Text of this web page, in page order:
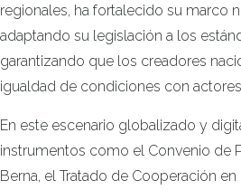
regionales, ha fortalecido su marco
adaptando su legislación a los
garantizando que los creadores
igualdad de condiciones con
En este escenario globalizado y
instrumentos como el Convenio de
Berna, el Tratado de Cooperación en